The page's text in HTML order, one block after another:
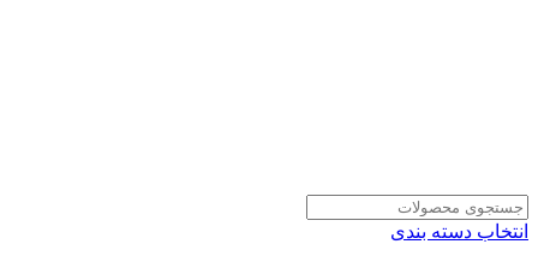
انتخاب دسته بندی